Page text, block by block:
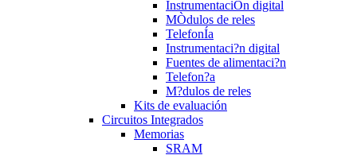
InstrumentaciÒn digital
MÒdulos de reles
TelefonÍa
Instrumentaci?n digital
Fuentes de alimentaci?n
Telefon?a
M?dulos de reles
Kits de evaluación
Circuitos Integrados
Memorias
SRAM